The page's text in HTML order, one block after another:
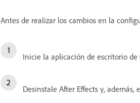
Antes de realizar los cambios en la
Inicie la aplicación de escritorio de
Desinstale After Effects y,